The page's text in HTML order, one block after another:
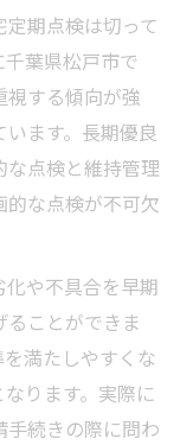
期点検は切って
葉県松戸市で
視する傾向が強
ます。長期優良
点検と維持管理
な点検が不可欠
や不具合を早期
ことができま
満たしやすくな
ります。実際に
続きの際に問わ